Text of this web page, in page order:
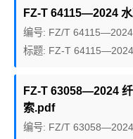
FZ-T 64115—2024
编号: FZ/T 64115—2024
标题: FZ-T
FZ-T 63058—2024
索.pdf
编号: FZ/T 63058—2024